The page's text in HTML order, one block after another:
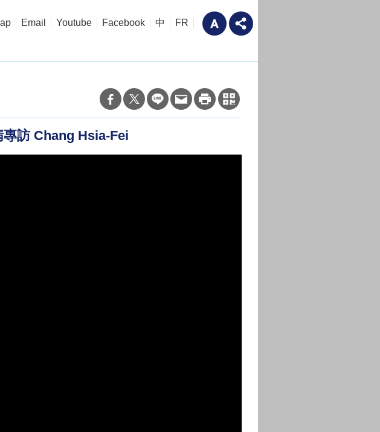
Email Youtube Facebook 中 FR
訪 Chang Hsia-Fei